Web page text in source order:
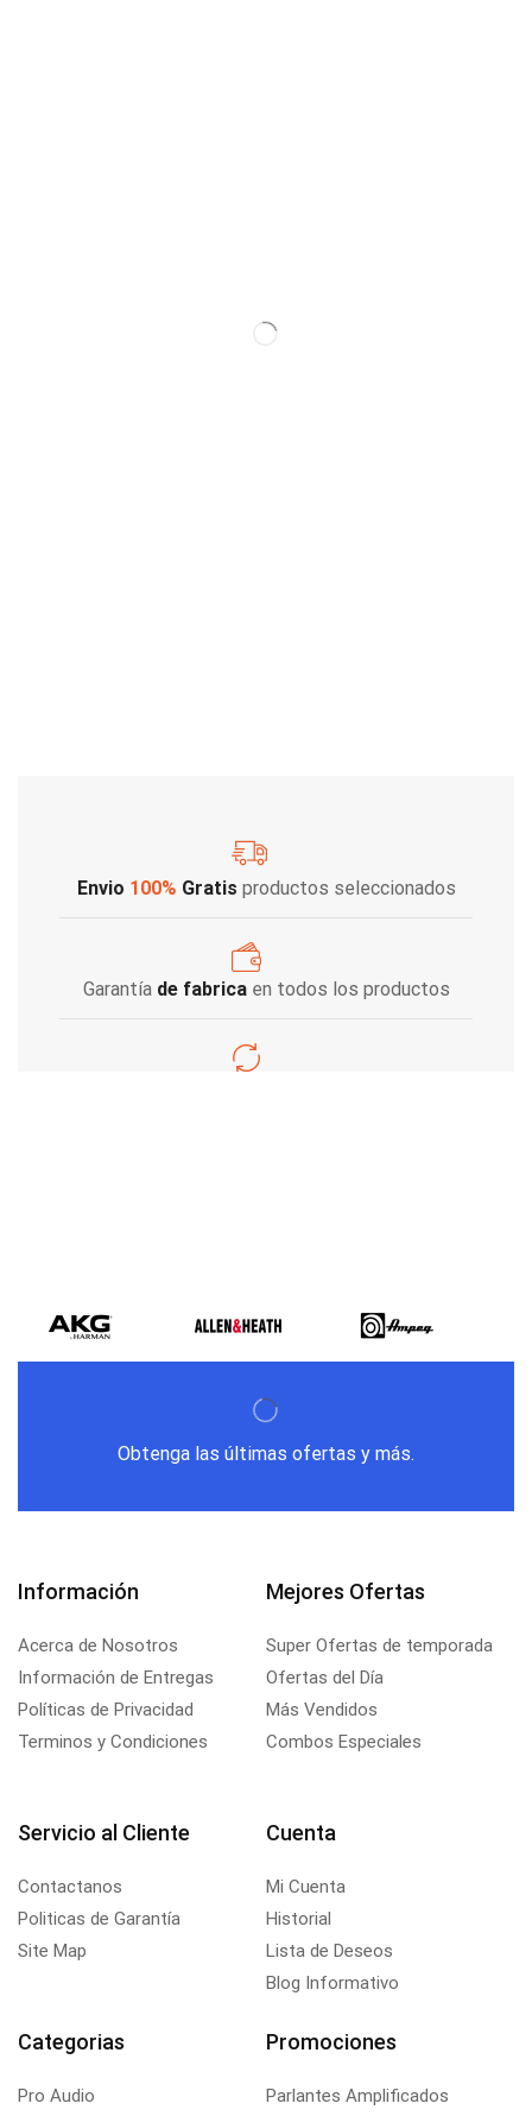
Envio 100% Gratis productos seleccionados
Garantía de fabricaen todos los productos
Obtenga las últimas ofertas y más.
Información
Acerca de Nosotros
Información de Entregas
Políticas de Privacidad
Terminos y Condiciones
Mejores Ofertas
Super Ofertas de temporada
Ofertas del Día
Más Vendidos
Combos Especiales
Servicio al Cliente
Contactanos
Politicas de Garantía
Site Map
Cuenta
Mi Cuenta
Historial
Lista de Deseos
Blog Informativo
Categorias
Pro Audio
Promociones
Parlantes Amplificados